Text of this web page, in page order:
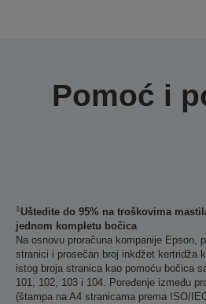
Pomoć i
1 Uštedite do 95% na troškovima
jednom kompletu bočica
Na osnovu proračuna kompanije Epson,
stranici i prosečan broj inkdžet kertridža
istog broja stranica kao pomoću bočica
101, 102, 103 i 104. Poređenje između
(štampa na A4 stranicama prema ISO/